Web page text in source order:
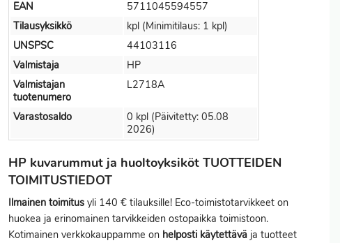
EAN
5711045594557
Tilausyksikkö
kpl (Minimitilaus: 1 kpl)
UNSPSC
44103116
Valmistaja
HP
Valmistajan
tuotenumero
L2718A
Varastosaldo
0 kpl (Päivitetty: 05.08
2026)
HP kuvarummut ja huoltoyksiköt TUOTTEIDEN
TOIMITUSTIEDOT
Ilmainen toimitus yli 140 € tilauksille! Eco-toimistotarvikkeet on
huokea ja erinomainen tarvikkeiden ostopaikka toimistoon.
Kotimainen verkkokauppamme on helposti käytettävä ja tuotteet